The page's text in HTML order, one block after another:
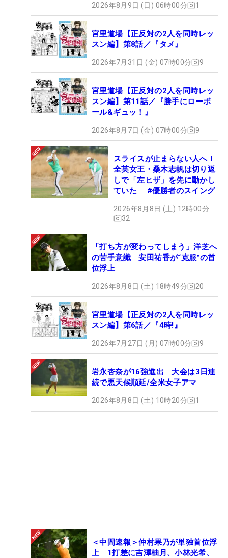
2026年8月9日 (日) 06時00分 1
宮里道場【正反対の2人を同時レッ
スン編】第8話／『タメ』
2026年7月31日 (金) 07時00分 9
宮里道場【正反対の2人を同時レッ
スン編】第11話／『勝手にローボ
ール&ギュッ！』
2026年8月7日 (金) 07時00分 9
スライスが止まらない人へ！
全英女王・桑木志帆は切り返
しで「左ヒザ」を先に動かし
ていた #優勝者のスイング
2026年8月8日 (土) 12時00分
32
「打ち方が変わってしまう」洋芝へ
の苦手意識 安田祐香が“克服”の首
位浮上
2026年8月8日 (土) 18時49分 20
宮里道場【正反対の2人を同時レッ
スン編】第6話／『4時!』
2026年7月27日 (月) 07時00分 9
岩永杏奈が16強進出 大会は3日連
続で悪天候順延/全米女子アマ
2026年8月8日 (土) 10時20分 1
＜中間速報＞仲村果乃が単独首位浮
上 1打差に吉澤柚月、小林光希、